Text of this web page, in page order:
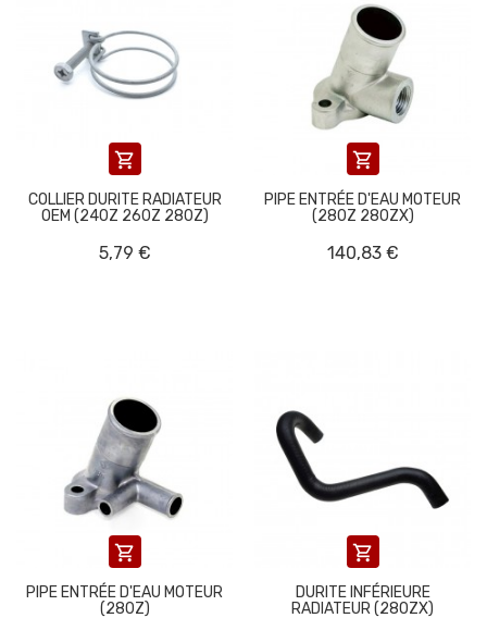

COLLIER DURITE RADIATEUR
OEM (240Z 260Z 280Z)
5,79 €

PIPE ENTRÉE D'EAU MOTEUR
(280Z 280ZX)
140,83 €

PIPE ENTRÉE D'EAU MOTEUR
(280Z)

DURITE INFÉRIEURE
RADIATEUR (280ZX)